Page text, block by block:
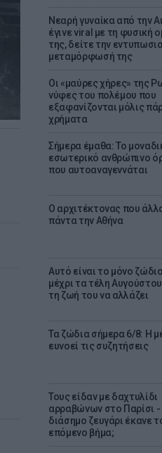
Νεαρή γυναίκα από την
έγινε viral με τη φυσική
της, δείτε την
μεταμόρφωσή της
Οι «μαύρες χήρες» της
νύφες του πολέμου που
εξαφανίζονται μόλις
χρήματα
Σήμερα έμαθα: Το
εσωτερικό ανθρώπινο
που αυτοαναγεννάται
Ο αρχιτέκτονας που
πάντα την Αθήνα
Αυτό είναι το μόνο
μέχρι τα τέλη
τη ζωή του να αλλάζει
Τα ζώδια σήμερα 6/8: Η
ευνοεί τις συζητήσεις
Τους είδαν με δαχτυλίδι
αρραβώνων στο Παρίσι
διάσημο ζευγάρι έκανε
επόμενο βήμα;